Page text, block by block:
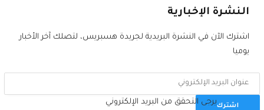
النشرة الإخبارية
اشترك الآن في النشرة البريدية لجريدة هسبريس، لتصلك آخر الأخبار
يوميا
اشتركيرجى التحقق من البريد الإلكتروني